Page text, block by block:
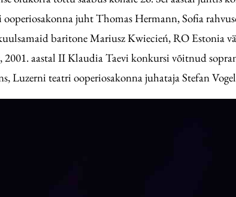
juht Thomas Hermann, Sofia
baritone Mariusz Kwiecień, RO
aastal II Klaudia Taevi konkursi võitnud
Luzerni teatri ooperiosakonna juhataja Stefan